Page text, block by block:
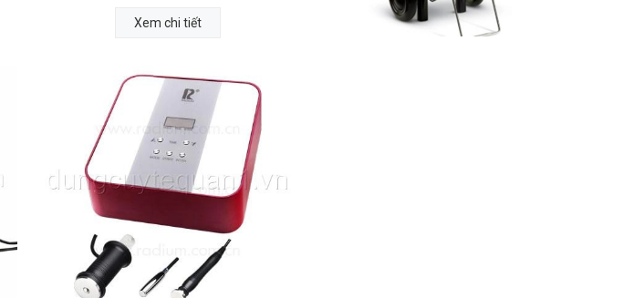
Xem chi tiết